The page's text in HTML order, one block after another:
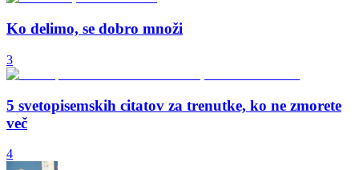
Ko delimo, se dobro množi
3
5 svetopisemskih citatov za trenutke, ko ne zmorete
več
4